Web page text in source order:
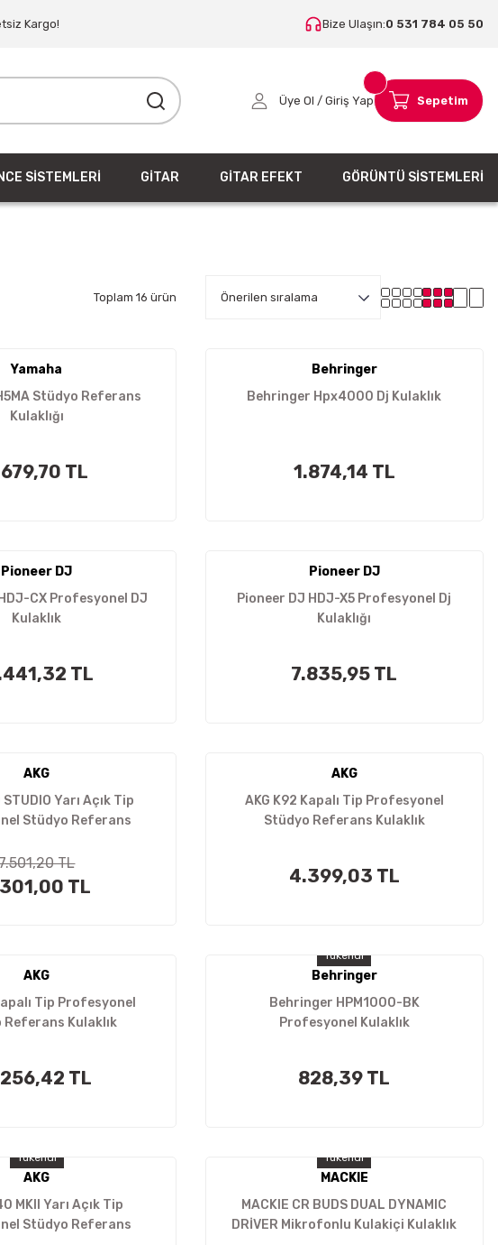
Kargo! Bize Ulaşın:0 531 784 05 50
Üye Ol / Giriş Yap Sepetim
SİSTEMLERİ GİTAR GİTAR EFEKT GÖRÜNTÜ SİSTEMLERİ
Toplam 16 ürün
Yamaha
Stüdyo Referans
Kulaklığı
TL
Behringer
Behringer Hpx4000 Dj Kulaklık
1.874,14 TL
Pioneer DJ
CX Profesyonel DJ
Kulaklık
TL
Pioneer DJ
Pioneer DJ HDJ-X5 Profesyonel Dj
Kulaklığı
7.835,95 TL
AKG
Yarı Açık Tip
Stüdyo Referans
TL
TL
AKG
AKG K92 Kapalı Tip Profesyonel
Stüdyo Referans Kulaklık
4.399,03 TL
AKG
Tip Profesyonel
Referans Kulaklık
TL
Tükendi
Behringer
Behringer HPM1000-BK
Profesyonel Kulaklık
828,39 TL
Tükendi
AKG
MKII Yarı Açık Tip
Stüdyo Referans
Tükendi
MACKIE
MACKIE CR BUDS DUAL DYNAMIC
DRİVER Mikrofonlu Kulakiçi Kulaklık